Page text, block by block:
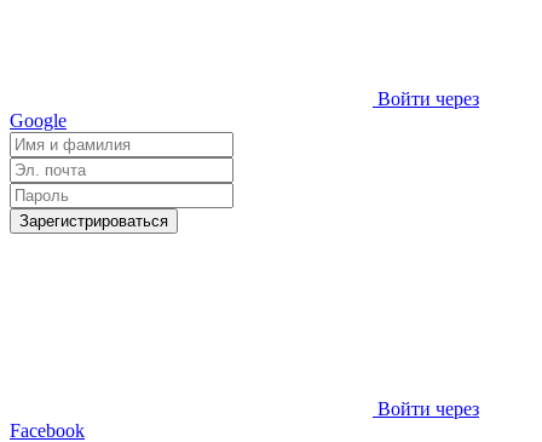
Войти через
Google
Зарегистрироваться
Войти через
Facebook